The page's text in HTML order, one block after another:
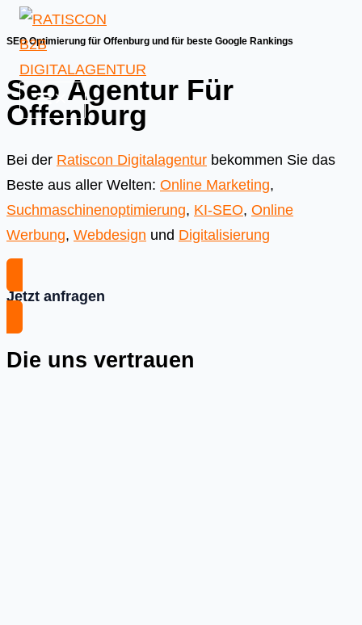
Skip
to
content
SEO Optimierung für Offenburg und für beste Google Rankings
Seo Agentur Für
Offenburg
Bei der Ratiscon Digitalagentur bekommen Sie das
Beste aus aller Welten: Online Marketing,
Suchmaschinenoptimierung, KI-SEO, Online
Werbung, Webdesign und Digitalisierung
Jetzt anfragen
Die uns vertrauen